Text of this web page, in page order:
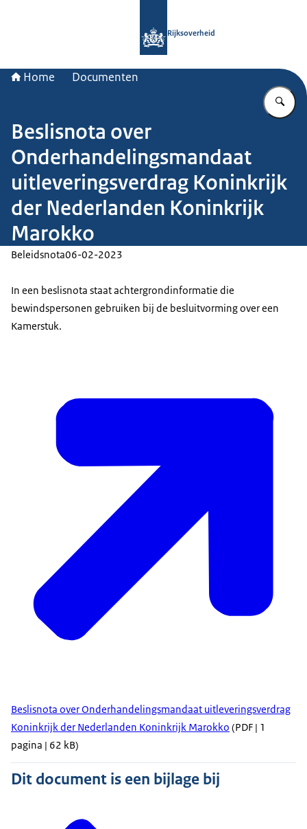
Rijksoverheid
Home Documenten
Beslisnota over
Onderhandelingsmandaat
uitleveringsverdrag Koninkrijk
der Nederlanden Koninkrijk
Marokko
Beleidsnota06-02-2023
In een beslisnota staat achtergrondinformatie die
bewindspersonen gebruiken bij de besluitvorming over een
Kamerstuk.
Beslisnota over Onderhandelingsmandaat uitleveringsverdrag
Koninkrijk der Nederlanden Koninkrijk Marokko (PDF | 1
pagina | 62 kB)
Dit document is een bijlage bij